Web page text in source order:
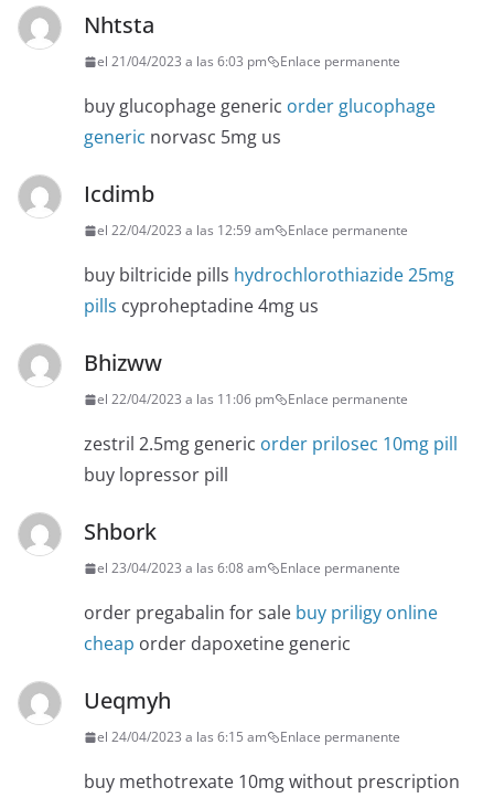
Nhtsta
el 21/04/2023 a las 6:03 pm Enlace permanente
buy glucophage generic order glucophage
generic norvasc 5mg us
Icdimb
el 22/04/2023 a las 12:59 am Enlace permanente
buy biltricide pills hydrochlorothiazide 25mg
pills cyproheptadine 4mg us
Bhizww
el 22/04/2023 a las 11:06 pm Enlace permanente
zestril 2.5mg generic order prilosec 10mg pill
buy lopressor pill
Shbork
el 23/04/2023 a las 6:08 am Enlace permanente
order pregabalin for sale buy priligy online
cheap order dapoxetine generic
Ueqmyh
el 24/04/2023 a las 6:15 am Enlace permanente
buy methotrexate 10mg without prescription